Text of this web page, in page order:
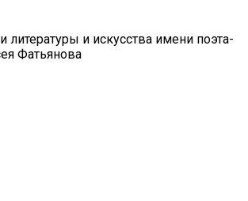
литературы и искусства имени поэта-
Фатьянова